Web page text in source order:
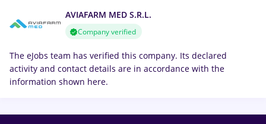
AVIAFARM MED S.R.L.
Company verified
The eJobs team has verified this company. Its declared
activity and contact details are in accordance with the
information shown here.